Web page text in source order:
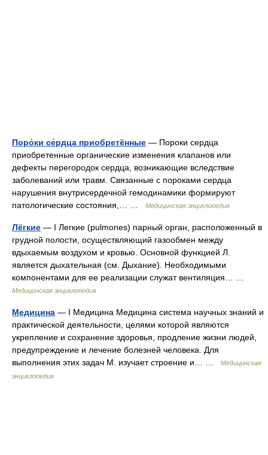
Поро́ки се́рдца приобретённые — Пороки сердца
приобретенные органические изменения клапанов или
дефекты перегородок сердца, возникающие вследствие
заболеваний или травм. Связанные с пороками сердца
нарушения внутрисердечной гемодинамики формируют
патологические состояния,… …
Медицинская энциклопедия
Лёгкие — I Легкие (pulmones) парный орган, расположенный в
грудной полости, осуществляющий газообмен между
вдыхаемым воздухом и кровью. Основной функцией Л.
является дыхательная (см. Дыхание). Необходимыми
компонентами для ее реализации служат вентиляция… …
Медицинская энциклопедия
Медицина — I Медицина Медицина система научных знаний и
практической деятельности, целями которой являются
укрепление и сохранение здоровья, продление жизни людей,
предупреждение и лечение болезней человека. Для
выполнения этих задач М. изучает строение и… …
Медицинская
энциклопедия